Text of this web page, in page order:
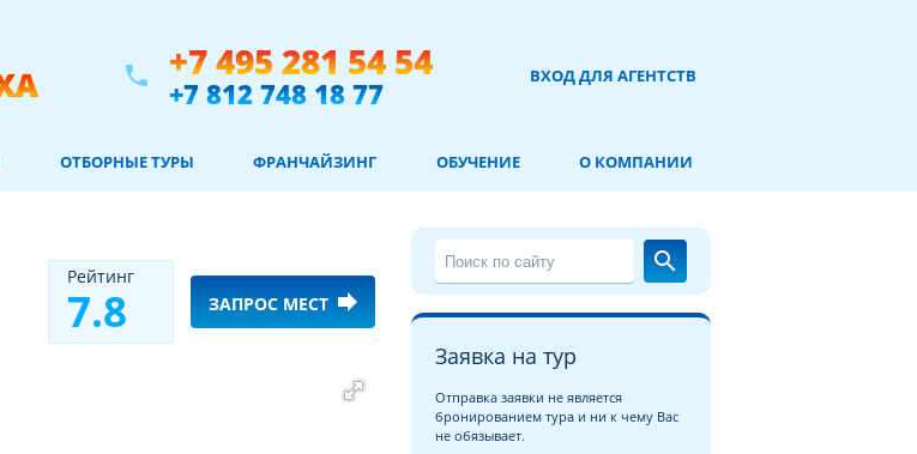
phone +7 495 281 54 54
+7 812 748 18 77 ВХОД ДЛЯ АГЕНТСТВ
ОТБОРНЫЕ ТУРЫ ФРАНЧАЙЗИНГ ОБУЧЕНИЕ О КОМПАНИИ
Рeйтинг
7.8 ЗАПРОС МЕСТ forward
search
Заявка на тур
Отправка заявки не является
бронированием тура и ни к чему Вас
не обязывает.